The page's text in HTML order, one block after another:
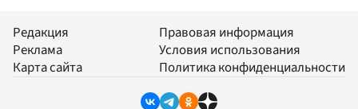
Редакция
Реклама
Карта сайта
Правовая информация
Условия использования
Политика конфиденциальности